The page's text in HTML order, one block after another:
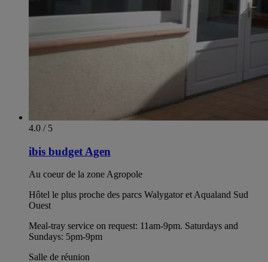
4.0 / 5
ibis budget Agen
Au coeur de la zone Agropole
Hôtel le plus proche des parcs Walygator et Aqualand Sud
Ouest
Meal-tray service on request: 11am-9pm. Saturdays and
Sundays: 5pm-9pm
Salle de réunion